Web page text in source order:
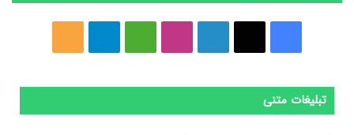
تبلیغات متنی